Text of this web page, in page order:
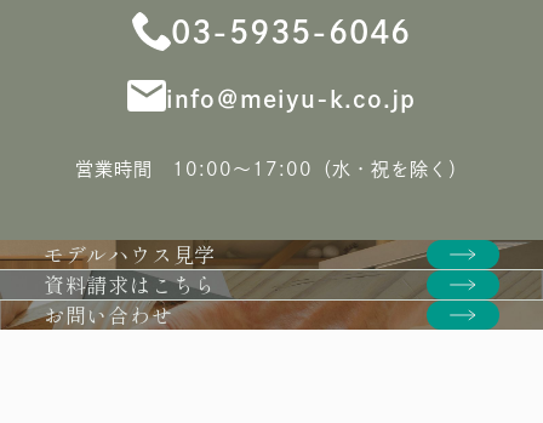
03-5935-6046
info＠meiyu-k.co.jp
営業時間 10:00〜17:00（水・祝を除く）
モデルハウス見学
資料請求はこちら
お問い合わせ